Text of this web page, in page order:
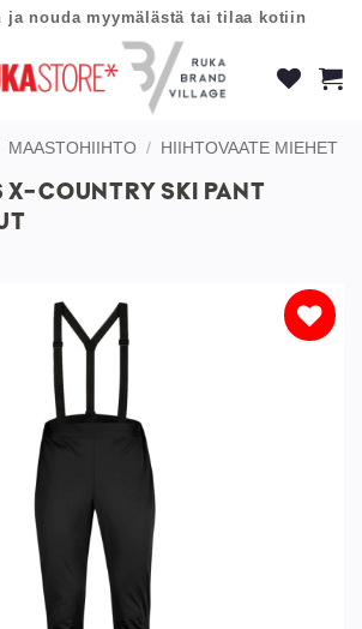
ja nouda myymälästä tai tilaa kotiin
MAASTOHIIHTO / HIIHTOVAATE MIEHET
X-COUNTRY SKI PANT